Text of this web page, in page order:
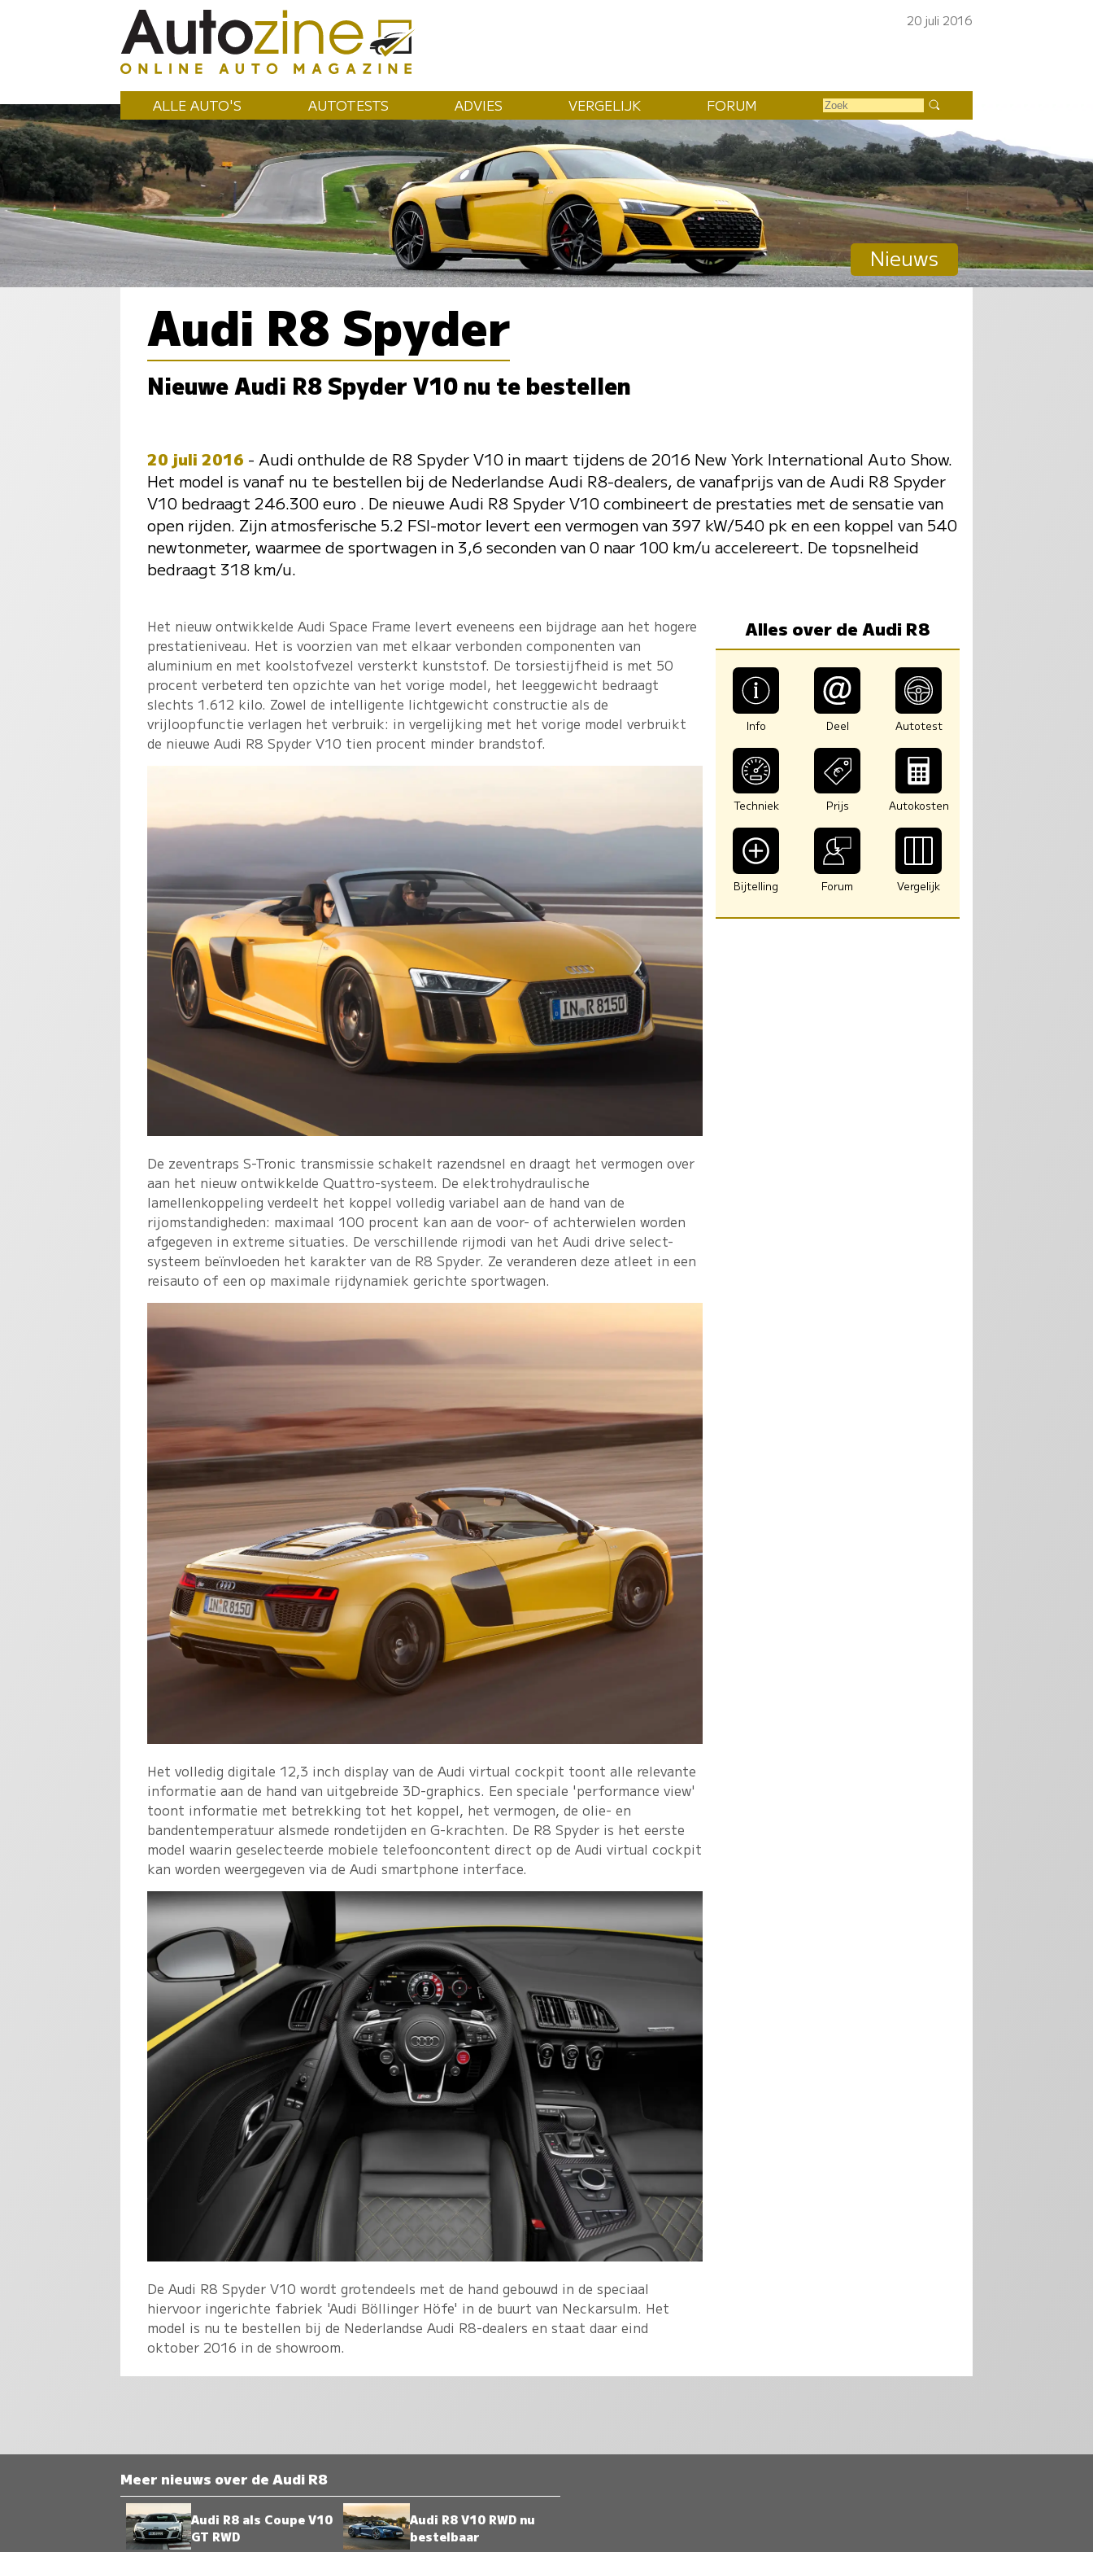
20 juli 2016
ALLE AUTO'S AUTOTESTS ADVIES VERGELIJK FORUM
Nieuws
Audi R8 Spyder
Nieuwe Audi R8 Spyder V10 nu te bestellen
20 juli 2016 - Audi onthulde de R8 Spyder V10 in maart tijdens de 2016 New York International Auto Show.
Het model is vanaf nu te bestellen bij de Nederlandse Audi R8-dealers, de vanafprijs van de Audi R8 Spyder
V10 bedraagt 246.300 euro . De nieuwe Audi R8 Spyder V10 combineert de prestaties met de sensatie van
open rijden. Zijn atmosferische 5.2 FSI-motor levert een vermogen van 397 kW/540 pk en een koppel van 540
newtonmeter, waarmee de sportwagen in 3,6 seconden van 0 naar 100 km/u accelereert. De topsnelheid
bedraagt 318 km/u.
Het nieuw ontwikkelde Audi Space Frame levert eveneens een bijdrage aan het hogere
prestatieniveau. Het is voorzien van met elkaar verbonden componenten van
aluminium en met koolstofvezel versterkt kunststof. De torsiestijfheid is met 50
procent verbeterd ten opzichte van het vorige model, het leeggewicht bedraagt
slechts 1.612 kilo. Zowel de intelligente lichtgewicht constructie als de
vrijloopfunctie verlagen het verbruik: in vergelijking met het vorige model verbruikt
de nieuwe Audi R8 Spyder V10 tien procent minder brandstof.
De zeventraps S-Tronic transmissie schakelt razendsnel en draagt het vermogen over
aan het nieuw ontwikkelde Quattro-systeem. De elektrohydraulische
lamellenkoppeling verdeelt het koppel volledig variabel aan de hand van de
rijomstandigheden: maximaal 100 procent kan aan de voor- of achterwielen worden
afgegeven in extreme situaties. De verschillende rijmodi van het Audi drive select-
systeem beïnvloeden het karakter van de R8 Spyder. Ze veranderen deze atleet in een
reisauto of een op maximale rijdynamiek gerichte sportwagen.
Het volledig digitale 12,3 inch display van de Audi virtual cockpit toont alle relevante
informatie aan de hand van uitgebreide 3D-graphics. Een speciale 'performance view'
toont informatie met betrekking tot het koppel, het vermogen, de olie- en
bandentemperatuur alsmede rondetijden en G-krachten. De R8 Spyder is het eerste
model waarin geselecteerde mobiele telefooncontent direct op de Audi virtual cockpit
kan worden weergegeven via de Audi smartphone interface.
De Audi R8 Spyder V10 wordt grotendeels met de hand gebouwd in de speciaal
hiervoor ingerichte fabriek 'Audi Böllinger Höfe' in de buurt van Neckarsulm. Het
model is nu te bestellen bij de Nederlandse Audi R8-dealers en staat daar eind
oktober 2016 in de showroom.
Alles over de Audi R8
Info Deel Autotest
Techniek Prijs Autokosten
Bijtelling Forum Vergelijk
Meer nieuws over de Audi R8
Audi R8 als Coupe V10
GT RWD
Audi R8 V10 RWD nu
bestelbaar